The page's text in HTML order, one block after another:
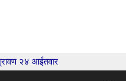
२४ आईतवार